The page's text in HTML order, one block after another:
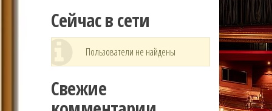
Сейчас в сети
Пользователи не найдены
Свежие